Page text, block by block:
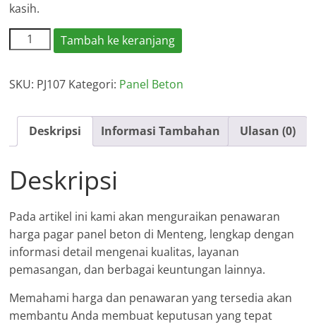
kasih.
Kuantitas
Harga
Panel
Menteng
Tambah ke keranjang
SKU: PJ107 Kategori: Panel Beton
Deskripsi Informasi Tambahan Ulasan (0)
Deskripsi
Pada artikel ini kami akan menguraikan penawaran
harga pagar panel beton di Menteng, lengkap dengan
informasi detail mengenai kualitas, layanan
pemasangan, dan berbagai keuntungan lainnya.
Memahami harga dan penawaran yang tersedia akan
membantu Anda membuat keputusan yang tepat